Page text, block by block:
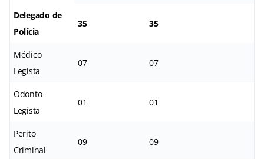
Delegado de
Polícia
35 35
Médico
Legista
07 07
Odonto-
Legista
01 01
Perito
Criminal
09 09